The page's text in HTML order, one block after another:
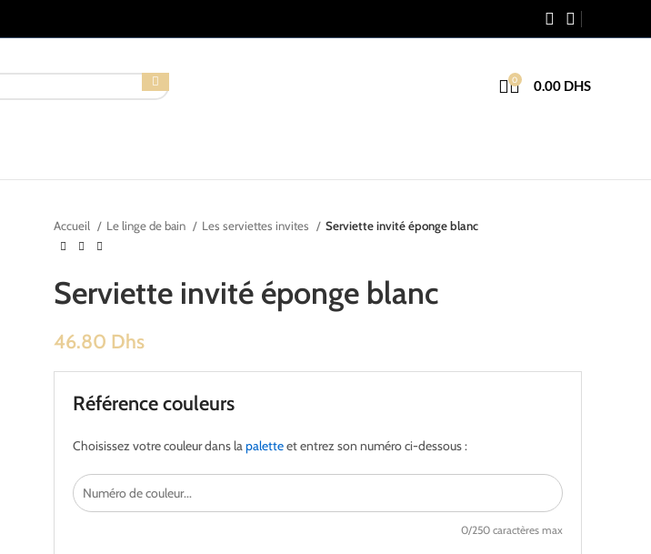
0 0.00 DHS
Accueil
Le linge de bain Les serviettes invites Serviette invité éponge blanc
Serviette invité éponge blanc
46.80 Dhs
Référence couleurs
Choisissez votre couleur dans la paletteet entrez son numéro ci-dessous :
0/250 caractères max